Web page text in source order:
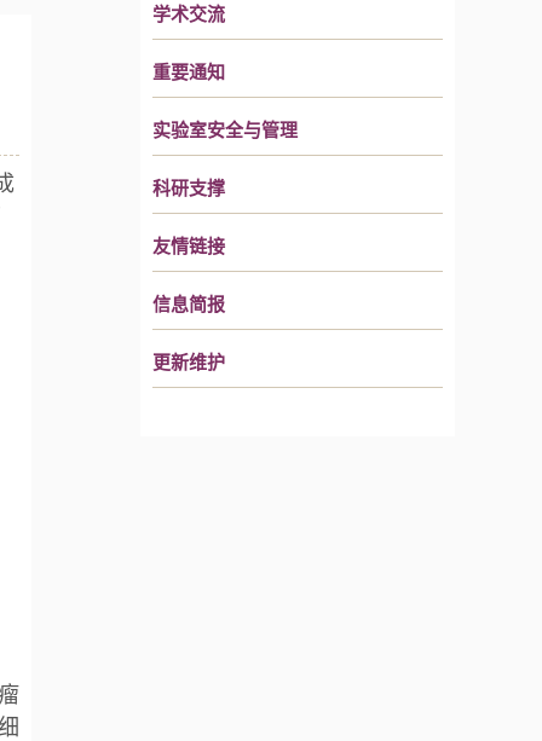
学术交流
重要通知
实验室安全与管理
科研支撑
友情链接
信息简报
更新维护